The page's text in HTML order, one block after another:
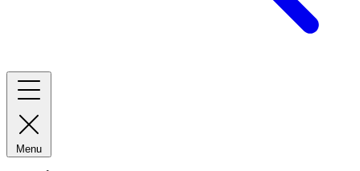
Menu